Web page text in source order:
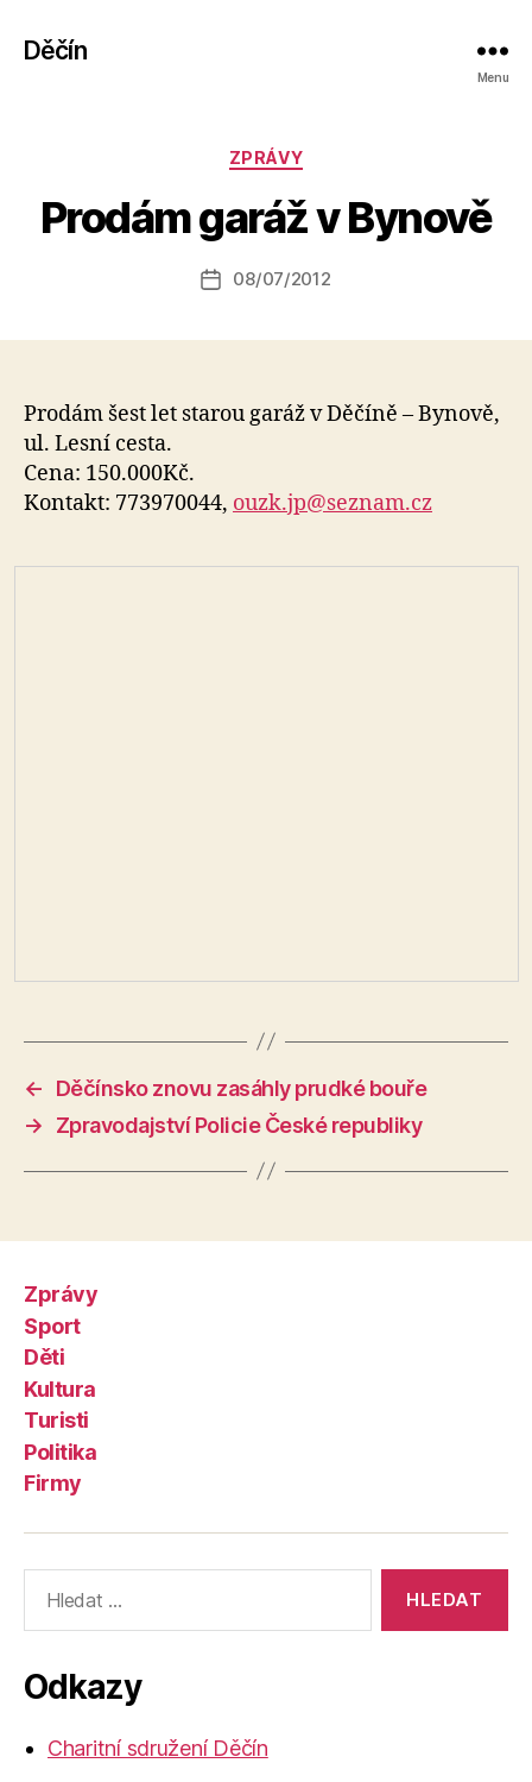
Děčín
Menu
Rubriky
ZPRÁVY
Prodám garáž v Bynově
Autor
příspěvku
a
Datum
08/07/2012
Prodám šest let starou garáž v Děčíně – Bynově,
ul. Lesní cesta.
Cena: 150.000Kč.
Kontakt: 773970044, ouzk.jp@seznam.cz
←
Děčínsko znovu zasáhly prudké bouře
→
Zpravodajství Policie České republiky
Zprávy
Sport
Děti
Kultura
Turisti
Politika
Firmy
vyhledávání:
Odkazy
Charitní sdružení Děčín